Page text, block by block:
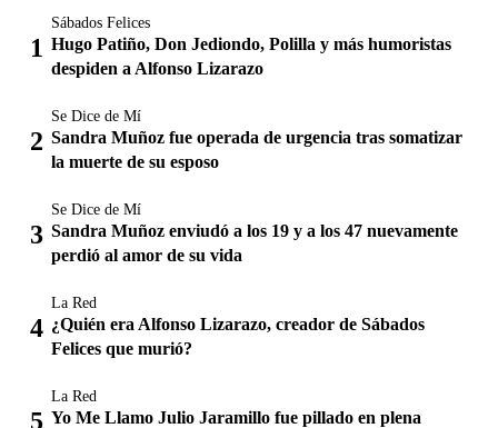
Sábados Felices
Hugo Patiño, Don Jediondo, Polilla y más humoristas
despiden a Alfonso Lizarazo
Se Dice de Mí
Sandra Muñoz fue operada de urgencia tras somatizar
la muerte de su esposo
Se Dice de Mí
Sandra Muñoz enviudó a los 19 y a los 47 nuevamente
perdió al amor de su vida
La Red
¿Quién era Alfonso Lizarazo, creador de Sábados
Felices que murió?
La Red
Yo Me Llamo Julio Jaramillo fue pillado en plena